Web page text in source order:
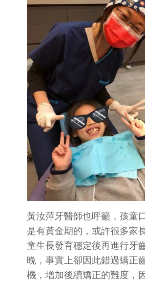
黃汝萍牙醫師也呼籲，孩童
是有黃金期的，或許很多家
童生長發育穩定後再進行牙
晚，事實上卻因此錯過矯正
機，增加後續矯正的難度，